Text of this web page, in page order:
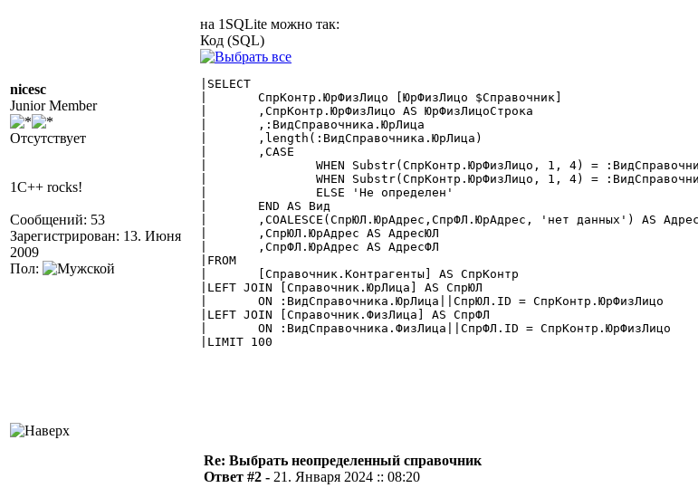
nicesc
Junior Member
Отсутствует
1C++ rocks!
Сообщений: 53
Зарегистрирован: 13. Июня
2009
Пол:
на 1SQLite можно так:
Код (SQL)
|SELECT
|FROM
|LEFT JOIN [Справочник.ЮрЛица] AS СпрЮЛ
|LEFT JOIN [Справочник.ФизЛица] AS СпрФЛ
|LIMIT 100
Re: Выбрать неопределенный справочник
Ответ #2 - 21. Января 2024 :: 08:20